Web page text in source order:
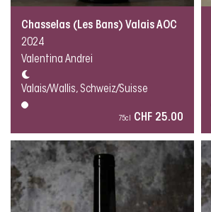
Chasselas (Les Bans) Valais AOC
2024
Valentina Andrei
Valais/Wallis, Schweiz/Suisse
75cl CHF 25.00